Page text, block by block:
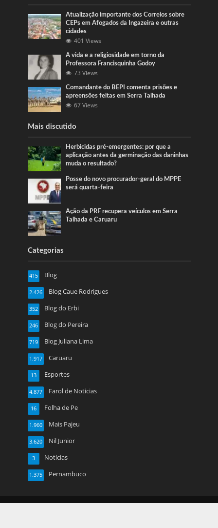
Atualização importante dos Correios sobre
CEPs em Afogados da Ingazeira e outras
cidades
401 Views
A vida e a religiosidade em torno da
Professora Francisquinha Godoy
73 Views
Comandante do BEPI comenta prisões e
apreensões feitas em Serra Talhada
67 Views
Mais discutido
Herbicidas pré-emergentes: por que a
aplicação antes da germinação das daninhas
muda o resultado?
Posse do novo procurador-geral do MPPE
será quarta-feira
Ação da PRF recupera veículos em Serra
Talhada e Caruaru
Categorias
Blog
415
Blog Caue Rodrigues
2.426
Blog do Erbi
352
Blog do Pereira
246
Blog Juliana Lima
719
Caruaru
1.917
Esportes
13
Farol de Noticias
4.877
Folha de Pe
16
Mais Pajeu
1.960
Nil Junior
3.620
Notícias
3
Pernambuco
1.375